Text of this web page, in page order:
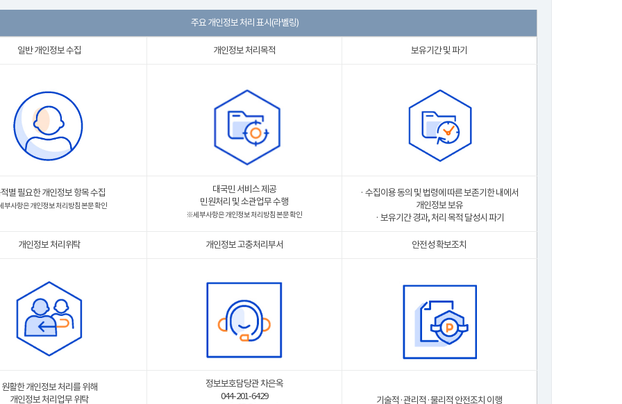
주요 개인정보 처리 표시(라벨링)
일반 개인정보 수집 개인정보 처리목적 보유기간 및 파기
별 필요한 개인정보 항목 수집
부사항은 개인정보 처리방침 본문 확인
대국민 서비스 제공
민원처리 및 소관업무 수행
※ 세부사항은 개인정보 처리방침 본문 확인
· 수집이용 동의 및 법령에 따른 보존기한 내에서
개인정보 보유
· 보유기간 경과, 처리 목적 달성시 파기
개인정보 처리위탁 개인정보 고충처리부서 안전성 확보조치
원활한 개인정보 처리를 위해
개인정보 처리업무 위탁
정보보호담당관 차은옥
044-201-6429
기술적·관리적·물리적 안전조치 이행